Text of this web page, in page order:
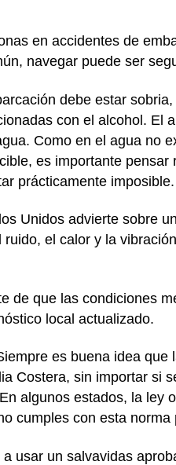
en accidentes de
navegar puede ser
debe estar
con el alcohol. El
Como en el agua no
es importante
prácticamente imposible.
Unidos advierte sobre
el calor y la
de que las condiciones
local actualizado.
es buena idea que
Costera, sin importar si
algunos estados, la ley
cumples con esta
usar un salvavidas